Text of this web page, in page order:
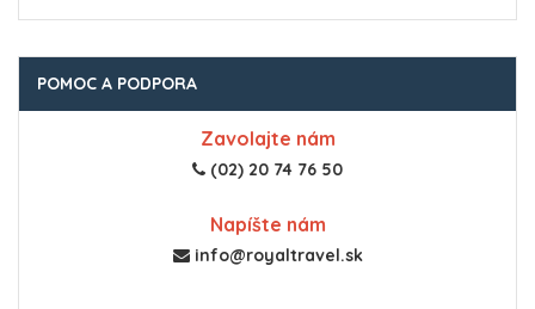
POMOC A PODPORA
Zavolajte nám
(02) 20 74 76 50
Napíšte nám
info@royaltravel.sk